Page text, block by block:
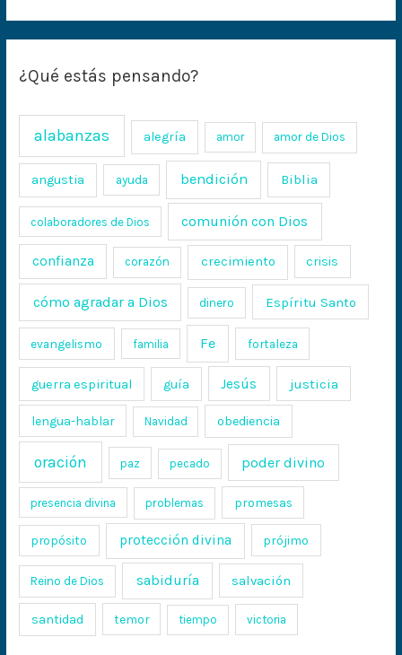
¿Qué estás pensando?
alabanzas alegría amor amor de Dios
angustia ayuda bendición Biblia
colaboradores de Dios comunión con Dios
confianza corazón crecimiento crisis
cómo agradar a Dios dinero Espíritu Santo
evangelismo familia Fe fortaleza
guerra espiritual guía Jesús justicia
lengua-hablar Navidad obediencia
oración paz pecado poder divino
presencia divina problemas promesas
propósito protección divina prójimo
Reino de Dios sabiduría salvación
santidad temor tiempo victoria